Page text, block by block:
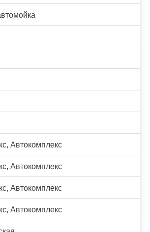
Автокомплекс
Автокомплекс
Автокомплекс
Автокомплекс